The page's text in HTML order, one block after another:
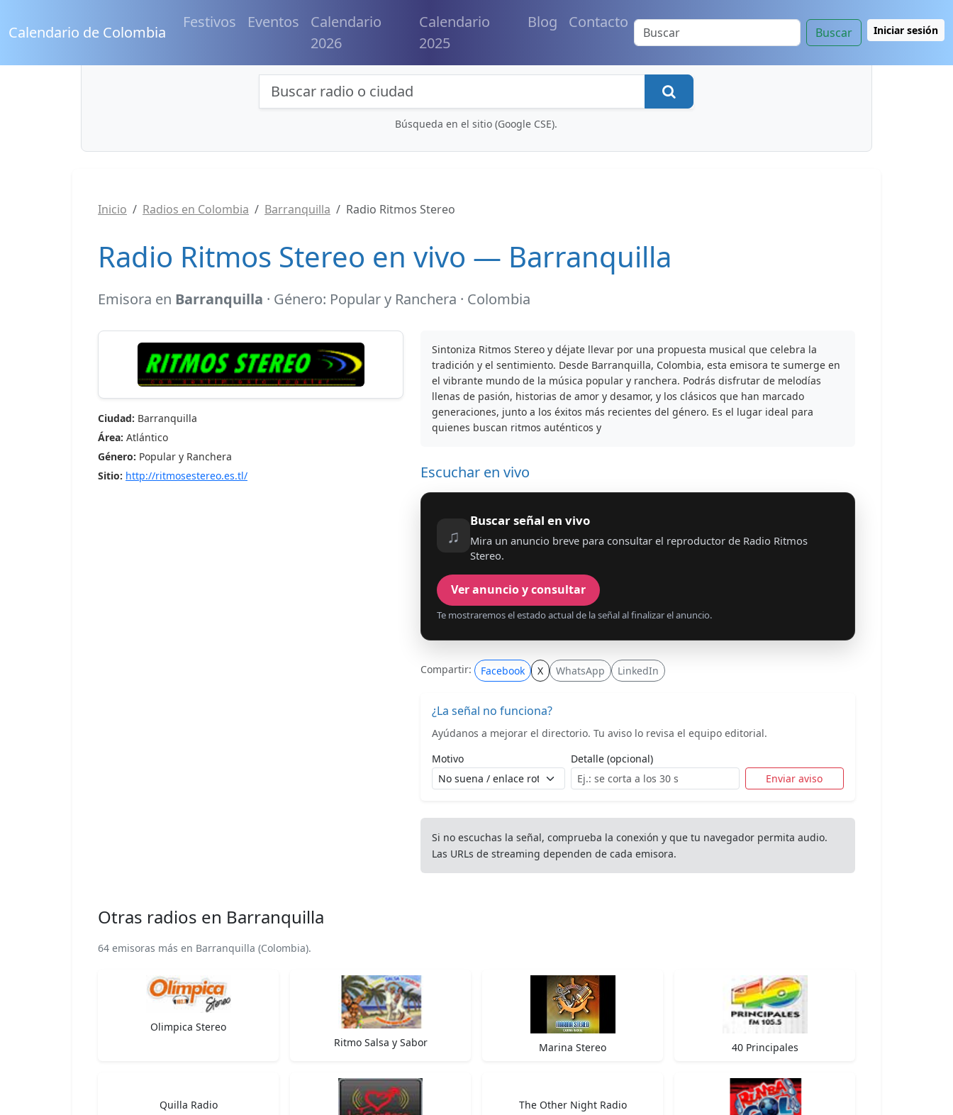
Calendario de Colombia
Festivos Eventos
Calendario
2026
Calendario
2025
Blog Contacto
Buscar Iniciar sesión
Búsqueda de radios y contenidos
Búsqueda en el sitio (Google CSE).
Inicio Radios en Colombia Barranquilla Radio Ritmos Stereo
Radio Ritmos Stereo en vivo — Barranquilla
Emisora en Barranquilla · Género: Popular y Ranchera · Colombia
Ciudad: Barranquilla
Área: Atlántico
Género: Popular y Ranchera
Sitio: http://ritmosestereo.es.tl/
Sintoniza Ritmos Stereo y déjate llevar por una propuesta musical que celebra la
tradición y el sentimiento. Desde Barranquilla, Colombia, esta emisora te sumerge en
el vibrante mundo de la música popular y ranchera. Podrás disfrutar de melodías
llenas de pasión, historias de amor y desamor, y los clásicos que han marcado
generaciones, junto a los éxitos más recientes del género. Es el lugar ideal para
quienes buscan ritmos auténticos y
Escuchar en vivo
♫
Buscar señal en vivo
Mira un anuncio breve para consultar el reproductor de Radio Ritmos
Stereo.
Ver anuncio y consultar
Te mostraremos el estado actual de la señal al finalizar el anuncio.
Compartir: Facebook X WhatsApp LinkedIn
¿La señal no funciona?
Ayúdanos a mejorar el directorio. Tu aviso lo revisa el equipo editorial.
Motivo
Detalle (opcional)
Enviar aviso
Si no escuchas la señal, comprueba la conexión y que tu navegador permita audio.
Las URLs de streaming dependen de cada emisora.
Otras radios en Barranquilla
64 emisoras más en Barranquilla (Colombia).
Olimpica Stereo
Ritmo Salsa y Sabor
Marina Stereo 40 Principales
Quilla Radio The Other Night Radio